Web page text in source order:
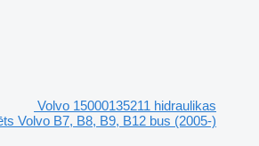
Volvo 15000135211 hidraulikas
Volvo B7, B8, B9, B12 bus (2005-)